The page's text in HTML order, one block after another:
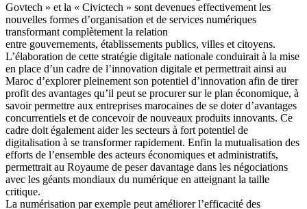
Govtech » et la « Civictech » sont devenues effectivement les
nouvelles formes d’organisation et de services numériques
transformant complètement la relation
entre gouvernements, établissements publics, villes et citoyens.
L’élaboration de cette stratégie digitale nationale conduirait à la mise
en place d’un cadre de l’innovation digitale et permettrait ainsi au
Maroc d’explorer pleinement son potentiel d’innovation afin de tirer
profit des avantages qu’il peut se procurer sur le plan économique, à
savoir permettre aux entreprises marocaines de se doter d’avantages
concurrentiels et de concevoir de nouveaux produits innovants. Ce
cadre doit également aider les secteurs à fort potentiel de
digitalisation à se transformer rapidement. Enfin la mutualisation des
efforts de l’ensemble des acteurs économiques et administratifs,
permettrait au Royaume de peser davantage dans les négociations
avec les géants mondiaux du numérique en atteignant la taille
critique.
La numérisation par exemple peut améliorer l’efficacité des